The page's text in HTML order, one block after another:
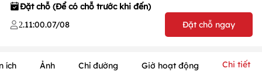
Đặt chỗ (Để có chỗ trước khi đến)
2.11:00.07/08 Đặt chỗ ngay
ích Ảnh Chỉ đường Giờ hoạt động Chi tiết